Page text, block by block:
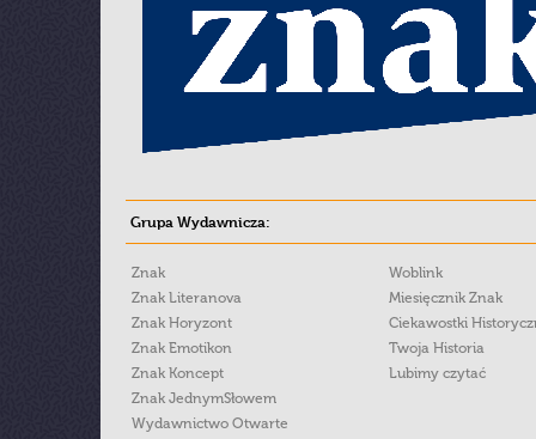
Grupa Wydawnicza:
Znak
Znak Literanova
Znak Horyzont
Znak Emotikon
Znak Koncept
Znak JednymSłowem
Wydawnictwo Otwarte
Woblink
Miesięcznik Znak
Ciekawostki
Twoja Historia
Lubimy czytać